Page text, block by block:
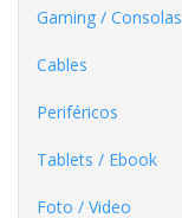
Gaming / Consolas
Cables
Periféricos
Tablets / Ebook
Foto / Video